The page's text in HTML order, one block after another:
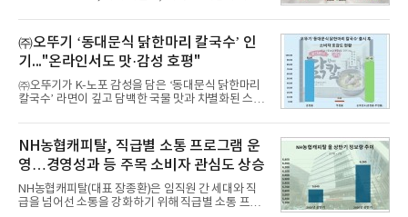
수력원자력, 한국석
떼는 6년 만에 선보이는 8세대 완전변경 모델로, ▲정
교한 선과 면을 중심으로 완성한 파격적인 디자인 ▲
과거 중형 세단 수준으로 확대된 차체 제원 ▲글로벌
최고 수준의 안전성 ▲성능과 효율을 동시에 높인 주
행 완성도 ▲첨단 편의 및 디지털 사양 적용 등을 통해
글로벌 준중형 세단의 새로운 기준을 세웠다.아반떼
는 가솔린 2.0과 1.6 하이브리드 두 가지 파워트레인
넘
㈜오뚜기 ‘동대문식 닭한마리 칼국수’ 인
기..."온라인서도 맛·감성 호평"
㈜오뚜기가 K-노포 감성을 담은 ‘동대문식 닭한마리
칼국수’ 라면이 깊고 담백한 국물 맛과 차별화된 스토
혔다.‘동대문식 닭한마리 칼국수’는 예상을 뛰어넘는
소비자 호응에 힘입어 지난 7월 13일 첫 선을 보인 지
단 18일 만에 누적 판매량 50만 개를 돌파하는 성과를
거두었다.이번 신제품은 개발진이 전국의 닭한마리
전문점을 직접 찾아 다니며 최적의 육수 비율을 완성
했다. 자극적이지 않으면서도 깊은 닭육수에 마늘의
개운한 풍미를 더했으며, 국물이 잘 배어들면서도 쫄
NH농협캐피탈, 직급별 소통 프로그램 운
영…경영성과 등 주목 소비자 관심도 상승
NH농협캐피탈(대표 장종환)은 임직원 간 세대와 직
급을 넘어선 소통을 강화하기 위해 직급별 소통 프로